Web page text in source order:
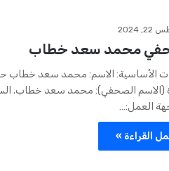
2024
محمد سعد خطاب
الأساسية: الاسم: محمد سعد خطاب
العمل:…
القراءة »